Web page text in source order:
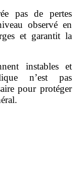
pas de pertes
observé en
et garantit la
instables et
n’est pas
pour protéger